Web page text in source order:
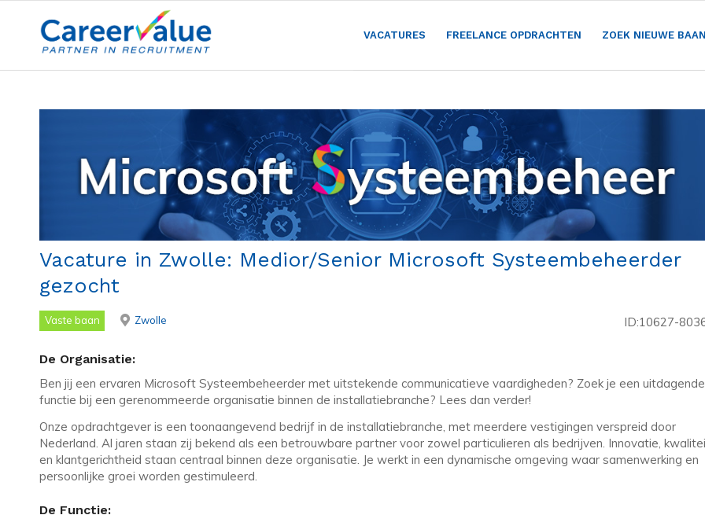
VACATURES FREELANCE OPDRACHTEN ZOEK NIEUWE
Vacature in Zwolle: Medior/Senior Microsoft Systeembeheerder
gezocht
Vaste baan Zwolle ID:10627-
De Organisatie:
Ben jij een ervaren Microsoft Systeembeheerder met uitstekende communicatieve vaardigheden? Zoek je een uitdagende
functie bij een gerenommeerde organisatie binnen de installatiebranche? Lees dan verder!
Onze opdrachtgever is een toonaangevend bedrijf in de installatiebranche, met meerdere vestigingen verspreid door
Nederland. Al jaren staan zij bekend als een betrouwbare partner voor zowel particulieren als bedrijven. Innovatie,
en klantgerichtheid staan centraal binnen deze organisatie. Je werkt in een dynamische omgeving waar samenwerking en
persoonlijke groei worden gestimuleerd.
De Functie: